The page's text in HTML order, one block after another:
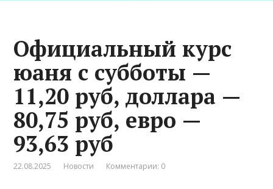
Официальный курс
юаня с субботы —
11,20 руб, доллара —
80,75 руб, евро —
93,63 руб
22.08.2025 Новости Комментарии: 0